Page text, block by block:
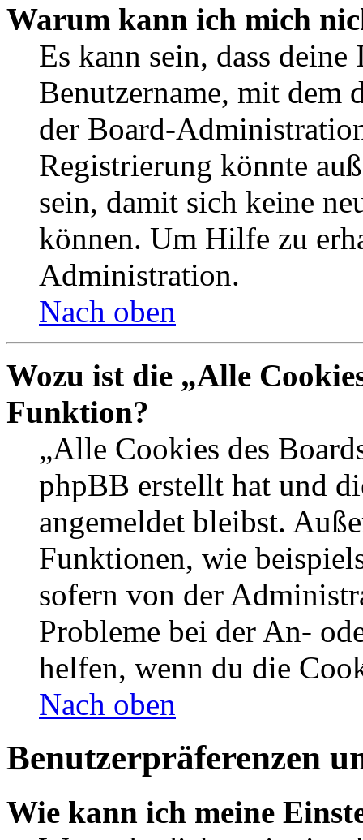
Warum kann ich mich
Es kann sein, dass
Benutzername, mit dem
der Board-
Registrierung könnte
sein, damit sich keine
können. Um Hilfe zu
Administration.
Nach oben
Wozu ist die „Alle
Funktion?
„Alle Cookies des
phpBB erstellt hat und
angemeldet bleibst.
Funktionen, wie
sofern von der
Probleme bei der An-
helfen, wenn du die
Nach oben
Benutzerpräferenzen
Wie kann ich meine